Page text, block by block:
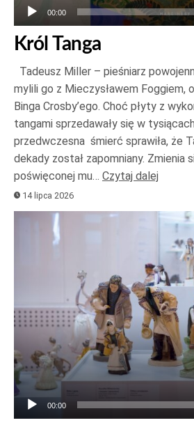
00:00
Król Tanga
Tadeusz Miller – pieśniarz
mylili go z Mieczysławem Foggiem,
Binga Crosby’ego. Choć płyty z
tangami sprzedawały się w
przedwczesna śmierć sprawiła, że
dekady został zapomniany. Zmienia
poświęconej mu… Czytaj dalej
14 lipca 2026
Odtwarzacz
00:00